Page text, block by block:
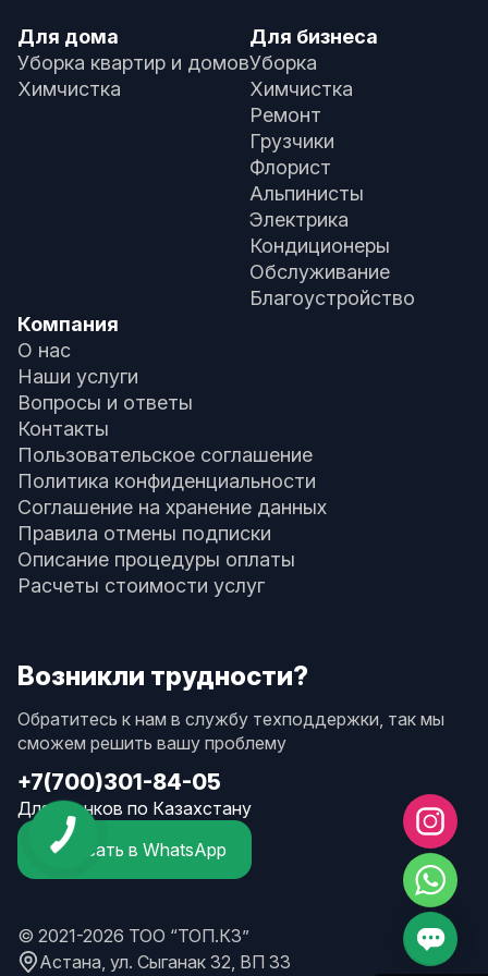
Для дома
Уборка квартир и домов
Химчистка
Для бизнеса
Уборка
Химчистка
Ремонт
Грузчики
Флорист
Альпинисты
Электрика
Кондиционеры
Обслуживание
Благоустройство
Компания
О нас
Наши услуги
Вопросы и ответы
Контакты
Пользовательское соглашение
Политика конфиденциальности
Соглашение на хранение данных
Правила отмены подписки
Описание процедуры оплаты
Расчеты стоимости услуг
Возникли трудности?
Обратитесь к нам в службу техподдержки, так мы
сможем решить вашу проблему
+7(700)301-84-05
Для звонков по Казахстану
Написать в WhatsApp
© 2021-2026 ТОО “ТОП.КЗ”
Астана, ул. Сыганак 32, ВП 33